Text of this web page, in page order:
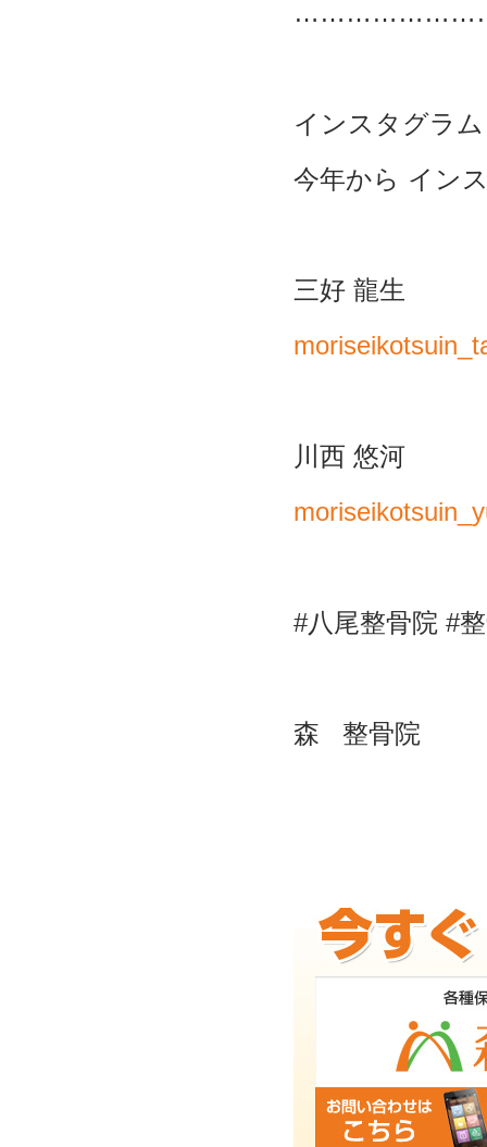
インスタグラム
今年から イン
三好 龍生
川西 悠河
#八尾整骨院 #
森 整骨院